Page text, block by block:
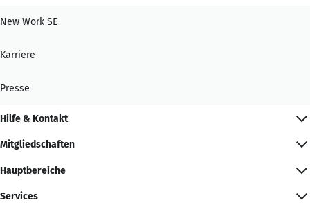
New Work SE
Karriere
Presse
Hilfe & Kontakt
Mitgliedschaften
Hauptbereiche
Services